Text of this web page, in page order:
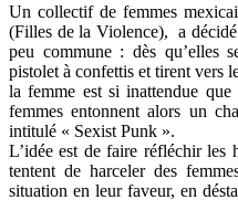
Un collectif de femmes
(Filles de la Violence), a
peu commune : dès qu’elles
pistolet à confettis et tirent vers
la femme est si inattendue
femmes entonnent alors un
intitulé « Sexist Punk ».
L’idée est de faire réfléchir les
tentent de harceler des
situation en leur faveur, en